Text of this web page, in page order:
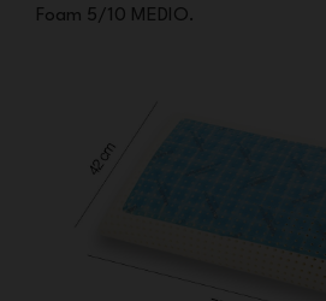
Foam 5/10 MEDIO.